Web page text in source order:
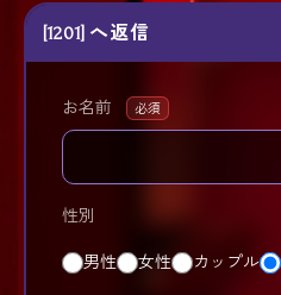
[1201] へ返信
お名前 必須
性別
男性 女性 カップル